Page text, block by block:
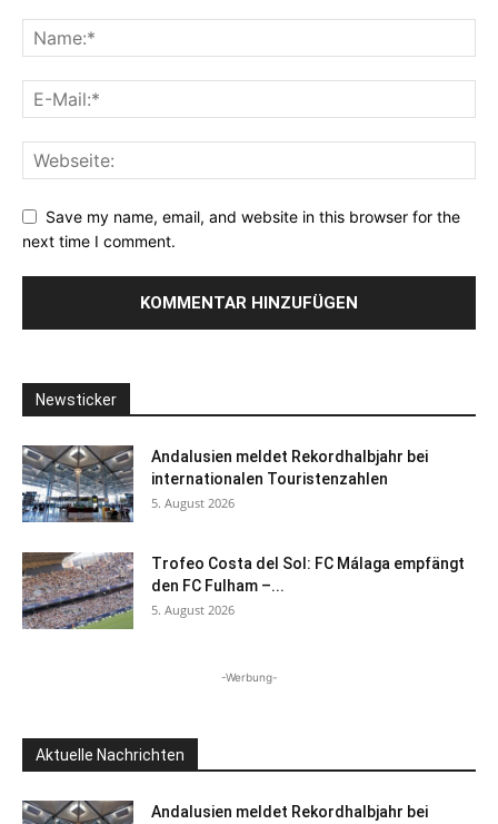
Save my name, email, and website in this browser for the
next time I comment.
Newsticker
Andalusien meldet Rekordhalbjahr bei
internationalen Touristenzahlen
5. August 2026
Trofeo Costa del Sol: FC Málaga empfängt
den FC Fulham –...
5. August 2026
-Werbung-
Aktuelle Nachrichten
Andalusien meldet Rekordhalbjahr bei